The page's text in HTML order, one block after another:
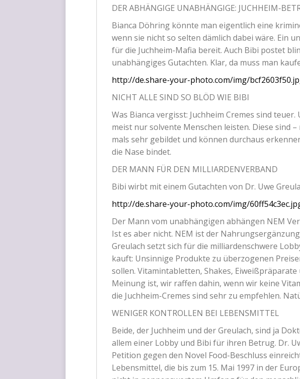
DERABHÄNGIGE UNABHÄNGIGE: JUCHHEIM-
Bian­ca Döh­ring könn­te man eigent­lich eine
wenn sie nicht so sel­ten däm­lich dabei wäre. Ein
für die Juch­heim-Mafia bereit. Auch Bibi pos­tet
unab­hän­gi­ges Gut­ach­ten. Klar, da muss man
http://de.share-your-photo.com/img/
NICHT ALLE SIND SO BLÖD WIE BIBI
Was Bian­ca ver­gisst: Juch­heim Cremes sind
meist nur sol­ven­te Men­schen leis­ten. Die­se sind
mals sehr gebil­det und kön­nen durch­aus
die Nase bindet.
DER MANN FÜR DEN MILLIARDENVERBAND
Bibi wirbt mit einem Gut­ach­ten von Dr. Uwe
http://de.share-your-photo.com/img/
Der Mann vom unab­hän­gi­gen abhän­gen NEM
Ist es aber nicht. NEM ist der
Greu­lach setzt sich für die mil­li­ar­den­schwe­re
kauft: Unsin­ni­ge Pro­duk­te zu über­zo­ge­nen
sol­len. Vit­amin­ta­blet­ten, Shakes, Eiweiß­prä­pa­ra­te
Mei­nung ist, wir raf­fen dahin, wenn wir kei­ne
die Juch­heim-Cremes sind sehr zu emp­feh­len.
WENIGER KONTROLLEN BEI LEBENSMITTEL
Bei­de, der Juch­heim und der Greu­lach, sind ja
allem einer Lob­by und Bibi für ihren Betrug. Dr.
Peti­ti­on gegen den Novel Food-Beschluss
Lebens­mit­tel, die bis zum 15. Mai 1997 in der